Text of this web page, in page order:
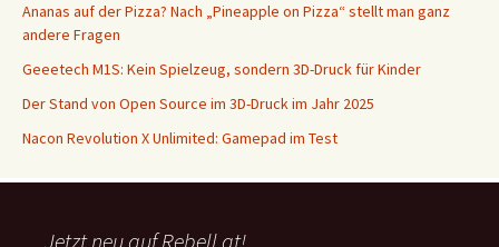
Ananas auf der Pizza? Nach „Pineapple on Pizza“ stellt man ganz
andere Fragen
Geeetech M1S: Kein Spielzeug, sondern 3D-Druck für Kinder
Der Stand von Open Source im 3D-Druck im Jahr 2025
Nacon Revolution X Unlimited: Gamepad im Test
Jetzt neu auf Rebell.at!